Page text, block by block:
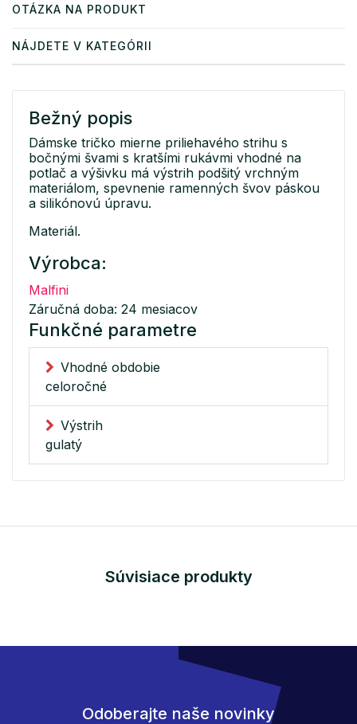
OTÁZKA NA PRODUKT
NÁJDETE V KATEGÓRII
Bežný popis
Dámske tričko mierne priliehavého strihu s
bočnými švami s kratšími rukávmi vhodné na
potlač a výšivku má výstrih podšitý vrchným
materiálom, spevnenie ramenných švov páskou
a silikónovú úpravu.
Materiál.
Výrobca:
Malfini
Záručná doba: 24 mesiacov
Funkčné parametre
Vhodné obdobie
celoročné
Výstrih
gulatý
Súvisiace produkty
Odoberajte naše novinky